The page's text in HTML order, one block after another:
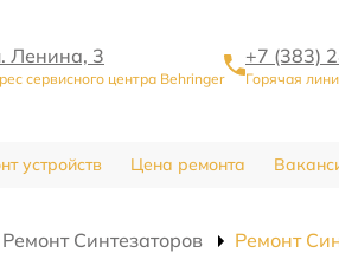
Ленина, 3
сервисного центра Behringer
+7 (383)
Горячая
устройств Цена ремонта
Ремонт Синтезаторов Ремонт